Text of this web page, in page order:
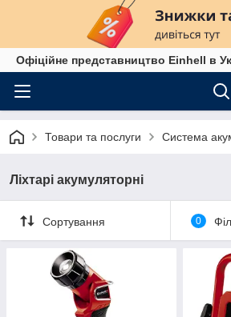
Офіційне представництво Einhell в
Товари та послуги Система
Ліхтарі акумуляторні
Сортування 0